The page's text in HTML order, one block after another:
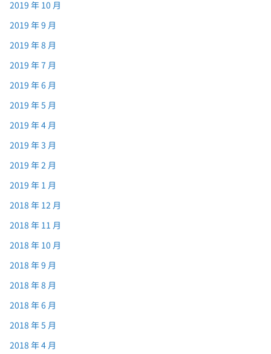
2019 年 10 月
2019 年 9 月
2019 年 8 月
2019 年 7 月
2019 年 6 月
2019 年 5 月
2019 年 4 月
2019 年 3 月
2019 年 2 月
2019 年 1 月
2018 年 12 月
2018 年 11 月
2018 年 10 月
2018 年 9 月
2018 年 8 月
2018 年 6 月
2018 年 5 月
2018 年 4 月